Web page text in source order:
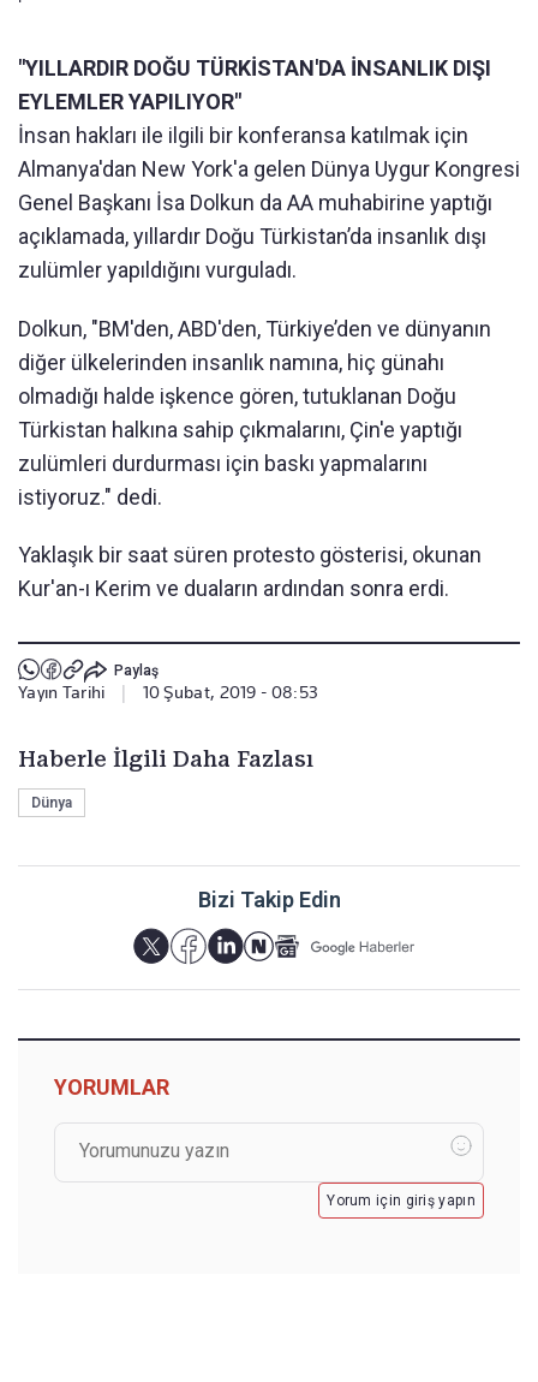
"YILLARDIR DOĞU TÜRKİSTAN'DA İNSANLIK DIŞI
EYLEMLER YAPILIYOR"
İnsan hakları ile ilgili bir konferansa katılmak için
Almanya'dan New York'a gelen Dünya Uygur Kongresi
Genel Başkanı İsa Dolkun da AA muhabirine yaptığı
açıklamada, yıllardır Doğu Türkistan’da insanlık dışı
zulümler yapıldığını vurguladı.
Dolkun, "BM'den, ABD'den, Türkiye’den ve dünyanın
diğer ülkelerinden insanlık namına, hiç günahı
olmadığı halde işkence gören, tutuklanan Doğu
Türkistan halkına sahip çıkmalarını, Çin'e yaptığı
zulümleri durdurması için baskı yapmalarını
istiyoruz." dedi.
Yaklaşık bir saat süren protesto gösterisi, okunan
Kur'an-ı Kerim ve duaların ardından sonra erdi.
Paylaş
Yayın Tarihi 10 Şubat, 2019 - 08:53
Haberle İlgili Daha Fazlası
Dünya
Bizi Takip Edin
YORUMLAR
Yorum için giriş yapın